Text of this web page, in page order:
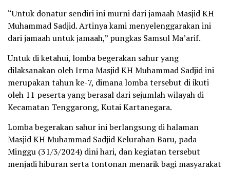
“Untuk donatur sendiri ini murni dari jamaah Masjid KH
Muhammad Sadjid. Artinya kami menyelenggarakan ini
dari jamaah untuk jamaah,” pungkas Samsul Ma’arif.
Untuk di ketahui, lomba begerakan sahur yang
dilaksanakan oleh Irma Masjid KH Muhammad Sadjid ini
merupakan tahun ke-7, dimana lomba tersebut di ikuti
oleh 11 peserta yang berasal dari sejumlah wilayah di
Kecamatan Tenggarong, Kutai Kartanegara.
Lomba begerakan sahur ini berlangsung di halaman
Masjid KH Muhammad Sadjid Kelurahan Baru, pada
Minggu (31/3/2024) dini hari, dan kegiatan tersebut
menjadi hiburan serta tontonan menarik bagi masyarakat